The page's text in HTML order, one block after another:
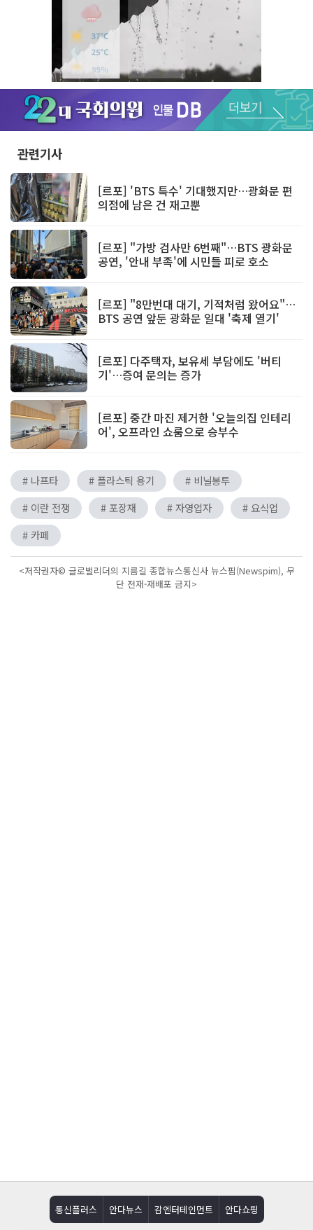
Unmute
관련기사
[르포] 'BTS 특수' 기대했지만…광화문 편
의점에 남은 건 재고뿐
[르포] "가방 검사만 6번째"…BTS 광화문
공연, '안내 부족'에 시민들 피로 호소
[르포] "8만번대 대기, 기적처럼 왔어요"…
BTS 공연 앞둔 광화문 일대 '축제 열기'
[르포] 다주택자, 보유세 부담에도 '버티
기'…증여 문의는 증가
[르포] 중간 마진 제거한 '오늘의집 인테리
어', 오프라인 쇼룸으로 승부수
# 나프타 # 플라스틱 용기
# 비닐봉투
# 이란 전쟁
# 포장재 # 자영업자
# 요식업
# 카페
<저작권자© 글로벌리더의 지름길 종합뉴스통신사 뉴스핌(Newspim), 무
단 전재-재배포 금지>
통신플러스 안다뉴스 감엔터테인먼트 안다쇼핑